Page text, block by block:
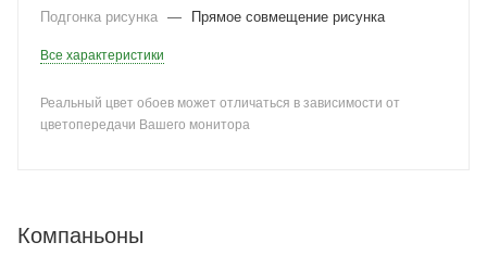
Подгонка рисунка — Прямое совмещение рисунка
Все характеристики
Реальный цвет обоев может отличаться в зависимости от
цветопередачи Вашего монитора
Компаньоны